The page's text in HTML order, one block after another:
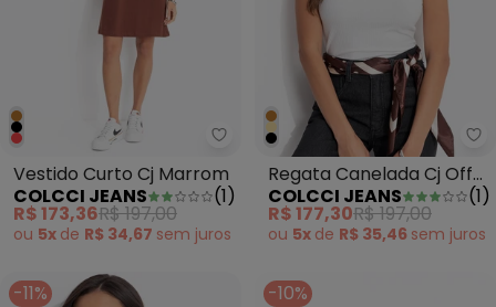
Colcci Jeans - Vestido Curto Cj
Vestido Curto Cj Marrom
COLCCI JEANS
(1)
R$ 173,36R$ 197,00
ou 5x de R$ 34,67 sem juros
Regata Canelada Cj Off
White
COLCCI JEANS (1)
R$ 177,30R$ 197,00
ou 5x de R$ 35,46 sem juros
-11% -10%